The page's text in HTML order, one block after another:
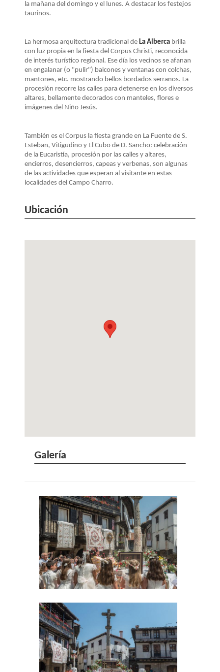
la mañana del domingo y el lunes. A destacar los festejos
taurinos.
La hermosa arquitectura tradicional de La Alberca brilla
con luz propia en la fiesta del Corpus Christi, reconocida
de interés turístico regional. Ese día los vecinos se afanan
en engalanar (o "pulir") balcones y ventanas con colchas,
mantones, etc. mostrando bellos bordados serranos. La
procesión recorre las calles para detenerse en los diversos
altares, bellamente decorados con manteles, flores e
imágenes del Niño Jesús.
También es el Corpus la fiesta grande en La Fuente de S.
Esteban, Vitigudino y El Cubo de D. Sancho: celebración
de la Eucaristía, procesión por las calles y altares,
encierros, desencierros, capeas y verbenas, son algunas
de las actividades que esperan al visitante en estas
localidades del Campo Charro.
Ubicación
Galería